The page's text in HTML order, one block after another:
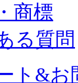
商標
る質問
ト&お